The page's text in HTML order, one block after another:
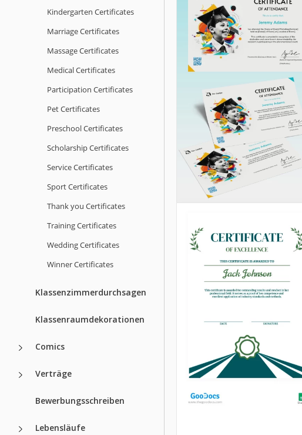
Kindergarten Certificates
Marriage Certificates
Massage Certificates
Medical Certificates
Participation Certificates
Pet Certificates
Preschool Certificates
Scholarship Certificates
Service Certificates
Sport Certificates
Thank you Certificates
Training Certificates
Wedding Certificates
Winner Certificates
Klassenzimmerdurchsagen
Klassenraumdekorationen
Comics
Verträge
Bewerbungsschreiben
Lebensläufe
Anwesenheitspreis-
Zertifikat
Teilnahme in Google Slides!
Für wen ist es gedacht?
Google Slides